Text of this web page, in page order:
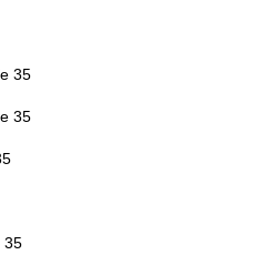
35
35
35